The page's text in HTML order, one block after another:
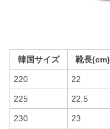
韓国サイズ 靴長(cm)
220 22
225 22.5
230 23